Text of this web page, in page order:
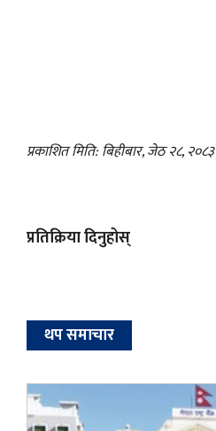
प्रकाशित मिति: बिहीबार, जेठ २८, २०८३
प्रतिक्रिया दिनुहोस्
थप समाचार